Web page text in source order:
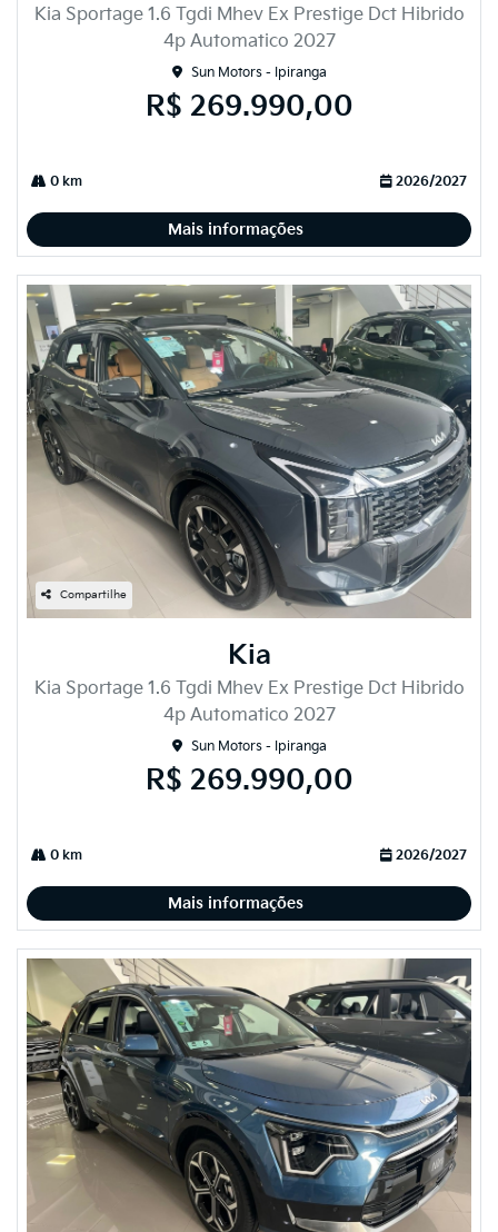
Kia Sportage 1.6 Tgdi Mhev Ex Prestige Dct Hibrido
4p Automatico 2027
Sun Motors - Ipiranga
R$ 269.990,00
0 km 2026/2027
Mais informações
Compartilhe
Kia
Kia Sportage 1.6 Tgdi Mhev Ex Prestige Dct Hibrido
4p Automatico 2027
Sun Motors - Ipiranga
R$ 269.990,00
0 km 2026/2027
Mais informações